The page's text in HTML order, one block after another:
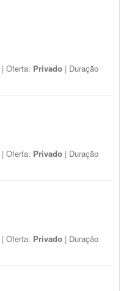
| Oferta: Privado | Duração
| Oferta: Privado | Duração
| Oferta: Privado | Duração